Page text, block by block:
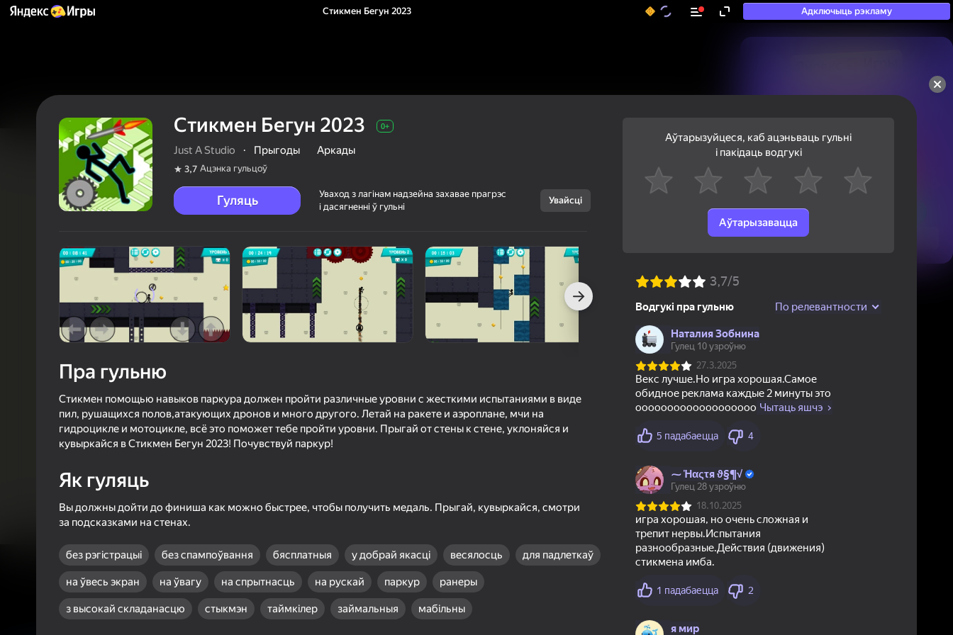
Стикмен Бегун 2023 Адключыць рэкламу
50+ тап-гульняў, у якія
гуляюць нават тыя, хто
Стикмен Бегун
2023
0+
Just A Studio
Прыгоды
Аркады
3,7 Ацэнка гульцоў
Гуляць
Стикмен Бегун 2023 0+
Just A Studio · Прыгоды Аркады
3,7 Ацэнка гульцоў
Гуляць
Уваход з лагінам надзейна захавае прагрэс
і дасягненні ў гульні
Увайсці
Пра гульню
Стикмен помощью навыков паркура должен пройти различные уровни с жесткими испытаниями в виде
пил, рушащихся полов,атакующих дронов и много другого. Летай на ракете и аэроплане, мчи на
гидроцикле и мотоцикле, всё это поможет тебе пройти уровни. Прыгай от стены к стене, уклоняйся и
кувыркайся в Стикмен Бегун 2023! Почувствуй паркур!
Як гуляць
Вы должны дойти до финиша как можно быстрее, чтобы получить медаль. Прыгай, кувыркайся, смотри
за подсказками на стенах.
без рэгістрацыі без спампоўвання бясплатныя у добрай якасці весялосць для падлеткаў
на ўвесь экран на ўвагу на спрытнасць на рускай паркур ранеры
з высокай складанасцю стыкмэн таймкілер займальныя мабільны
Аўтарызуйцеся, каб ацэньваць гульні
і пакідаць водгукі
Аўтарызавацца